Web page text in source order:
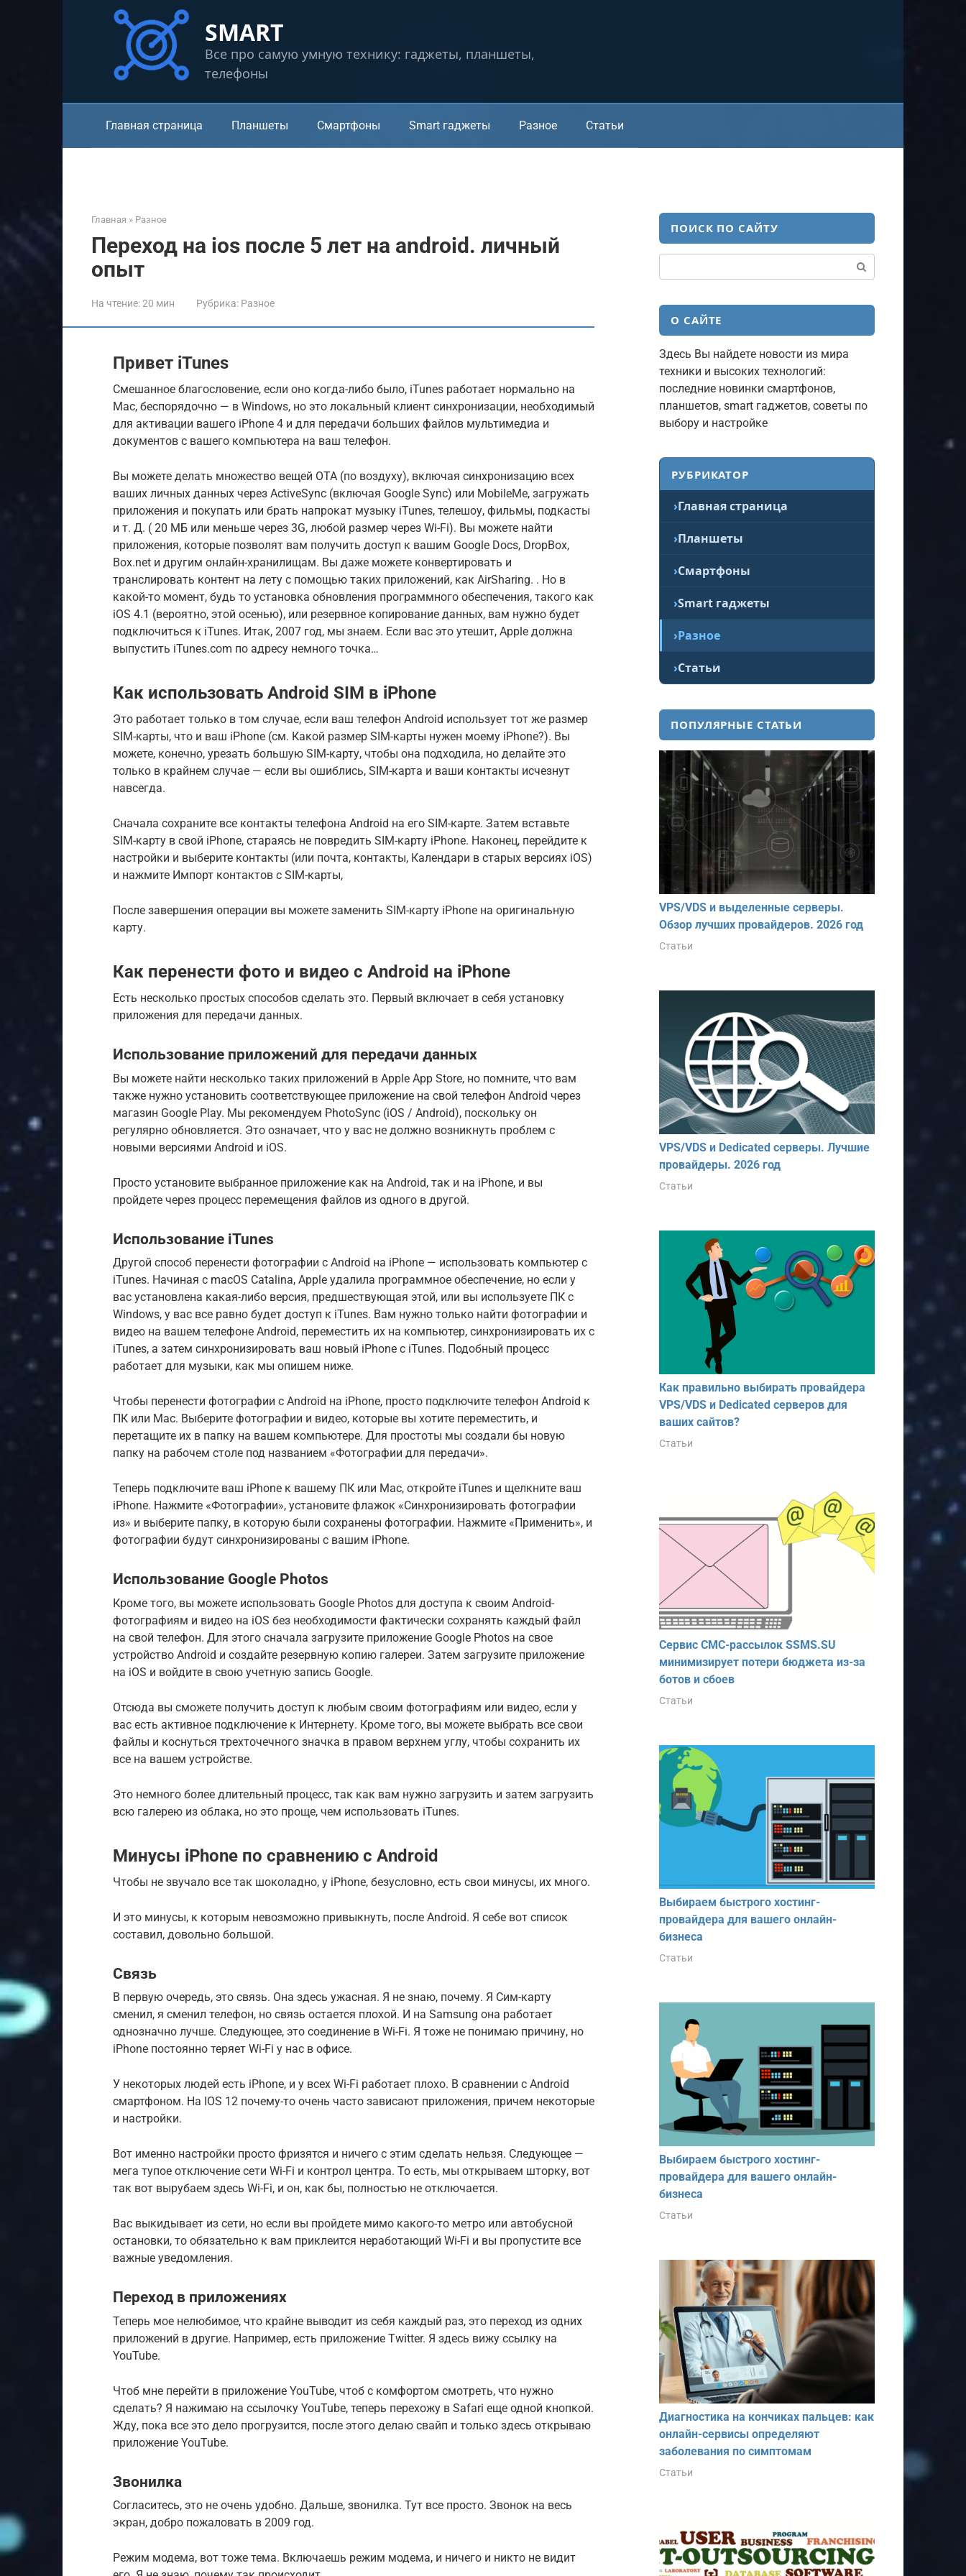
SMART
Все про самую умную технику: гаджеты, планшеты,
телефоны
Главная страница Планшеты Смартфоны Smart гаджеты Разное Статьи
Главная » Разное
Переход на ios после 5 лет на android. личный
опыт
На чтение:20 мин Рубрика: Разное
Привет iTunes
Смешанное благословение, если оно когда-либо было, iTunes работает нормально на
Mac, беспорядочно — в Windows, но это локальный клиент синхронизации, необходимый
для активации вашего iPhone 4 и для передачи больших файлов мультимедиа и
документов с вашего компьютера на ваш телефон.
Вы можете делать множество вещей OTA (по воздуху), включая синхронизацию всех
ваших личных данных через ActiveSync (включая Google Sync) или MobileMe, загружать
приложения и покупать или брать напрокат музыку iTunes, телешоу, фильмы, подкасты
и т. Д. ( 20 МБ или меньше через 3G, любой размер через Wi-Fi). Вы можете найти
приложения, которые позволят вам получить доступ к вашим Google Docs, DropBox,
Box.net и другим онлайн-хранилищам. Вы даже можете конвертировать и
транслировать контент на лету с помощью таких приложений, как AirSharing. . Но в
какой-то момент, будь то установка обновления программного обеспечения, такого как
iOS 4.1 (вероятно, этой осенью), или резервное копирование данных, вам нужно будет
подключиться к iTunes. Итак, 2007 год, мы знаем. Если вас это утешит, Apple должна
выпустить iTunes.com по адресу немного точка…
Как использовать Android SIM в iPhone
Это работает только в том случае, если ваш телефон Android использует тот же размер
SIM-карты, что и ваш iPhone (см. Какой размер SIM-карты нужен моему iPhone?). Вы
можете, конечно, урезать большую SIM-карту, чтобы она подходила, но делайте это
только в крайнем случае — если вы ошиблись, SIM-карта и ваши контакты исчезнут
навсегда.
Сначала сохраните все контакты телефона Android на его SIM-карте. Затем вставьте
SIM-карту в свой iPhone, стараясь не повредить SIM-карту iPhone. Наконец, перейдите к
настройки и выберите контакты (или почта, контакты, Календари в старых версиях iOS)
и нажмите Импорт контактов с SIM-карты,
После завершения операции вы можете заменить SIM-карту iPhone на оригинальную
карту.
Как перенести фото и видео с Android на iPhone
Есть несколько простых способов сделать это. Первый включает в себя установку
приложения для передачи данных.
Использование приложений для передачи данных
Вы можете найти несколько таких приложений в Apple App Store, но помните, что вам
также нужно установить соответствующее приложение на свой телефон Android через
магазин Google Play. Мы рекомендуем PhotoSync (iOS / Android), поскольку он
регулярно обновляется. Это означает, что у вас не должно возникнуть проблем с
новыми версиями Android и iOS.
Просто установите выбранное приложение как на Android, так и на iPhone, и вы
пройдете через процесс перемещения файлов из одного в другой.
Использование iTunes
Другой способ перенести фотографии с Android на iPhone — использовать компьютер с
iTunes. Начиная с macOS Catalina, Apple удалила программное обеспечение, но если у
вас установлена ​​какая-либо версия, предшествующая этой, или вы используете ПК с
Windows, у вас все равно будет доступ к iTunes. Вам нужно только найти фотографии и
видео на вашем телефоне Android, переместить их на компьютер, синхронизировать их с
iTunes, а затем синхронизировать ваш новый iPhone с iTunes. Подобный процесс
работает для музыки, как мы опишем ниже.
Чтобы перенести фотографии с Android на iPhone, просто подключите телефон Android к
ПК или Mac. Выберите фотографии и видео, которые вы хотите переместить, и
перетащите их в папку на вашем компьютере. Для простоты мы создали бы новую
папку на рабочем столе под названием «Фотографии для передачи».
Теперь подключите ваш iPhone к вашему ПК или Mac, откройте iTunes и щелкните ваш
iPhone. Нажмите «Фотографии», установите флажок «Синхронизировать фотографии
из» и выберите папку, в которую были сохранены фотографии. Нажмите «Применить», и
фотографии будут синхронизированы с вашим iPhone.
Использование Google Photos
Кроме того, вы можете использовать Google Photos для доступа к своим Android-
фотографиям и видео на iOS без необходимости фактически сохранять каждый файл
на свой телефон. Для этого сначала загрузите приложение Google Photos на свое
устройство Android и создайте резервную копию галереи. Затем загрузите приложение
на iOS и войдите в свою учетную запись Google.
Отсюда вы сможете получить доступ к любым своим фотографиям или видео, если у
вас есть активное подключение к Интернету. Кроме того, вы можете выбрать все свои
файлы и коснуться трехточечного значка в правом верхнем углу, чтобы сохранить их
все на вашем устройстве.
Это немного более длительный процесс, так как вам нужно загрузить и затем загрузить
всю галерею из облака, но это проще, чем использовать iTunes.
Минусы iPhone по сравнению с Android
Чтобы не звучало все так шоколадно, у iPhone, безусловно, есть свои минусы, их много.
И это минусы, к которым невозможно привыкнуть, после Android. Я себе вот список
составил, довольно большой.
Связь
В первую очередь, это связь. Она здесь ужасная. Я не знаю, почему. Я Сим-карту
сменил, я сменил телефон, но связь остается плохой. И на Samsung она работает
однозначно лучше. Следующее, это соединение в Wi-Fi. Я тоже не понимаю причину, но
iPhone постоянно теряет Wi-Fi у нас в офисе.
У некоторых людей есть iPhone, и у всех Wi-Fi работает плохо. В сравнении с Android
смартфоном. На IOS 12 почему-то очень часто зависают приложения, причем некоторые
и настройки.
Вот именно настройки просто фризятся и ничего с этим сделать нельзя. Следующее —
мега тупое отключение сети Wi-Fi и контрол центра. То есть, мы открываем шторку, вот
так вот вырубаем здесь Wi-Fi, и он, как бы, полностью не отключается.
Вас выкидывает из сети, но если вы пройдете мимо какого-то метро или автобусной
остановки, то обязательно к вам приклеится неработающий Wi-Fi и вы пропустите все
важные уведомления.
Переход в приложениях
Теперь мое нелюбимое, что крайне выводит из себя каждый раз, это переход из одних
приложений в другие. Например, есть приложение Twitter. Я здесь вижу ссылку на
YouTube.
Чтоб мне перейти в приложение YouTube, чтоб с комфортом смотреть, что нужно
сделать? Я нажимаю на ссылочку YouTube, теперь перехожу в Safari еще одной кнопкой.
Жду, пока все это дело прогрузится, после этого делаю свайп и только здесь открываю
приложение YouTube.
Звонилка
Согласитесь, это не очень удобно. Дальше, звонилка. Тут все просто. Звонок на весь
экран, добро пожаловать в 2009 год.
Режим модема, вот тоже тема. Включаешь режим модема, и ничего и никто не видит
ПОИСК ПО САЙТУ
О САЙТЕ
Здесь Вы найдете новости из мира
техники и высоких технологий:
последние новинки смартфонов,
планшетов, smart гаджетов, советы по
выбору и настройке
РУБРИКАТОР
Главная страница
Планшеты
Смартфоны
Smart гаджеты
Разное
Статьи
ПОПУЛЯРНЫЕ СТАТЬИ
VPS/VDS и выделенные серверы.
Обзор лучших провайдеров. 2026 год
Статьи
VPS/VDS и Dedicated серверы. Лучшие
провайдеры. 2026 год
Статьи
Как правильно выбирать провайдера
VPS/VDS и Dedicated серверов для
ваших сайтов?
Статьи
Сервис СМС-рассылок SSMS.SU
минимизирует потери бюджета из-за
ботов и сбоев
Статьи
Выбираем быстрого хостинг-
провайдера для вашего онлайн-
бизнеса
Статьи
Выбираем быстрого хостинг-
провайдера для вашего онлайн-
бизнеса
Статьи
Диагностика на кончиках пальцев: как
онлайн-сервисы определяют
заболевания по симптомам
Статьи